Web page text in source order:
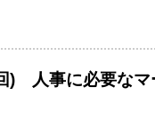
) 人事に必要なマ